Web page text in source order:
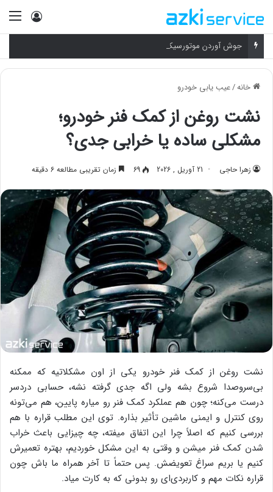
ورود
خانه/عیب یابی خودرو
نشت روغن از کمک فنر خودرو؛
مشکلی ساده یا خرابی جدی؟
زهرا حاجی 21 آوریل , 2026 69 زمان تقریبی مطالعه 6 دقیقه
نشت روغن از کمک فنر خودرو یکی از اون مشکلاتیه که ممکنه
بی‌سروصدا شروع بشه ولی اگه جدی گرفته نشه، حسابی دردسر
درست می‌کنه؛ چون هم عملکرد کمک فنر رو میاره پایین، هم می‌تونه
روی کنترل و ایمنی ماشین تأثیر بذاره. توی این مطلب قراره با هم
بررسی کنیم که اصلاً چرا این اتفاق میفته، چه چیزایی باعث خراب
شدن کمک فنر میشن و وقتی به این مشکل خوردیم، بهتره تعمیرش
کنیم یا بریم سراغ تعویضش. پس حتماً تا آخر همراه ما باش چون
قراره نکات مهم و کاربردی‌ای رو بدونی که به کارت میاد.